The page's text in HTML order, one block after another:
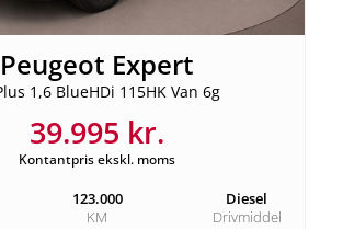
Peugeot Expert
1,6 BlueHDi 115HK Van 6g
39.995 kr.
Kontantpris ekskl. moms
123.000
KM
Diesel
Drivmiddel